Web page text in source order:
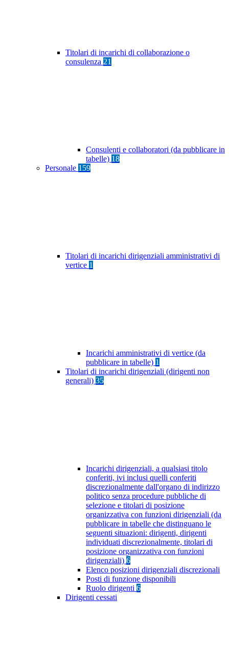
Titolari di incarichi di collaborazione o
consulenza 21
Consulenti e collaboratori (da pubblicare in
tabelle) 18
Personale 159
Titolari di incarichi dirigenziali amministrativi di
vertice 1
Incarichi amministrativi di vertice (da
pubblicare in tabelle) 1
Titolari di incarichi dirigenziali (dirigenti non
generali) 35
Incarichi dirigenziali, a qualsiasi titolo
conferiti, ivi inclusi quelli conferiti
discrezionalmente dall'organo di indirizzo
politico senza procedure pubbliche di
selezione e titolari di posizione
organizzativa con funzioni dirigenziali (da
pubblicare in tabelle che distinguano le
seguenti situazioni: dirigenti, dirigenti
individuati discrezionalmente, titolari di
posizione organizzativa con funzioni
dirigenziali) 6
Elenco posizioni dirigenziali discrezionali
Posti di funzione disponibili
Ruolo dirigenti 6
Dirigenti cessati